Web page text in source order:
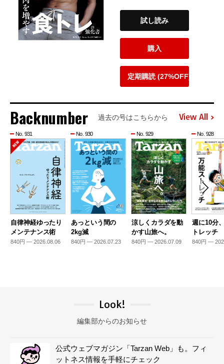
試し読み
購入
定期購読 (27%OFF)
Backnumber 過去の号はこちらから View All
No. 931
自律神経ゆったり
メンテナンス術
840円 — 2026.08.06
No. 930
あっという間の
2kg減
840円 — 2026.07.23
No. 929
涼しくカラダを動
かす山旅へ。
840円 — 2026.07.09
No. 928
週に10分
トレッチ
840円 —
Look!
編集部からのお知らせ
公式ウェブマガジン「Tarzan Web」も。フィ
ットネス情報を手軽にチェック